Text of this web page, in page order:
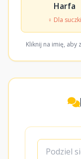
Harfa
♀ Dla suczki
Kliknij na imię, aby